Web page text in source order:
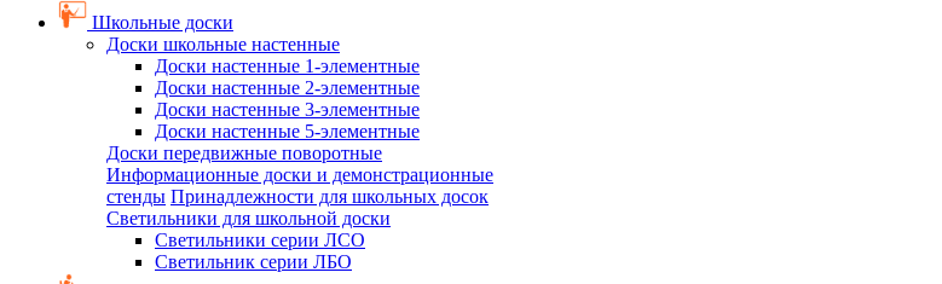
Школьные доски
Доски школьные настенные
Доски настенные 1-элементные
Доски настенные 2-элементные
Доски настенные 3-элементные
Доски настенные 5-элементные
Доски передвижные поворотные
Информационные доски и демонстрационные
стенды Принадлежности для школьных досок
Светильники для школьной доски
Светильники серии ЛСО
Светильник серии ЛБО